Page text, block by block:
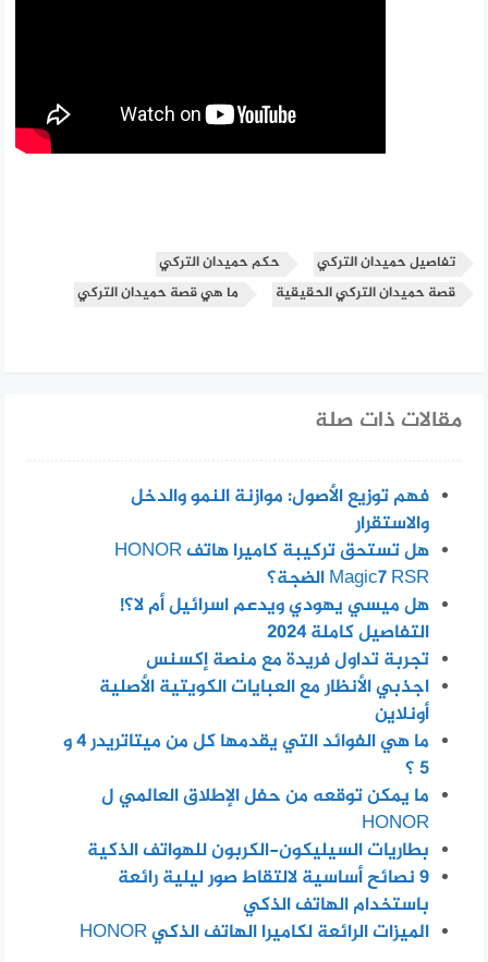
تفاصيل حميدان التركي
حكم حميدان التركي
قصة حميدان التركي الحقيقية
ما هي قصة حميدان التركي
مقالات ذات صلة
فهم توزيع الأصول: موازنة النمو والدخل
والاستقرار
هل تستحق تركيبة كاميرا هاتف HONOR
Magic7 RSR الضجة؟
هل ميسي يهودي ويدعم اسرائيل أم لا؟!
التفاصيل كاملة 2024
تجربة تداول فريدة مع منصة إكسنس
اجذبي الأنظار مع العبايات الكويتية الأصلية
أونلاين
ما هي الفوائد التي يقدمها كل من ميتاتريدر 4 و
5 ؟
ما يمكن توقعه من حفل الإطلاق العالمي ل
HONOR
بطاريات السيليكون-الكربون للهواتف الذكية
٩ نصائح أساسية لالتقاط صور ليلية رائعة
باستخدام الهاتف الذكي
الميزات الرائعة لكاميرا الهاتف الذكي HONOR